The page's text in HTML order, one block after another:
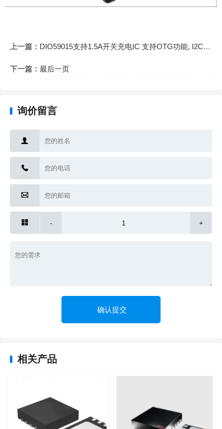
上一篇： DIO59015支持1.5A开关充电IC 支持OTG功能, I2C控制
下一篇： 最后一页
询价留言



 - +
相关产品